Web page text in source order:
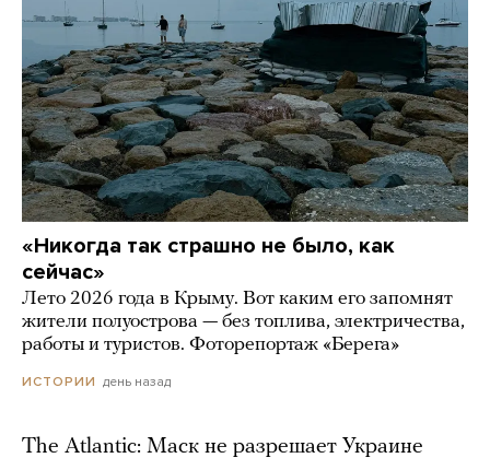
«Никогда так страшно не было, как
сейчас»
Лето 2026 года в Крыму. Вот каким его запомнят
жители полуострова — без топлива, электричества,
работы и туристов. Фоторепортаж «Берега»
ИСТОРИИ день назад
The Atlantic: Маск не разрешает Украине